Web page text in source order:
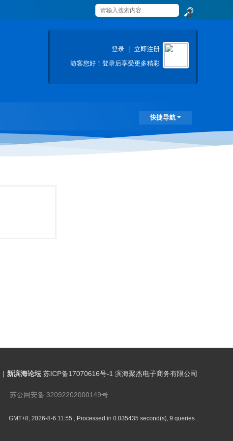
索
登录
立即注册
游客您好！登录后享受更多精彩
快捷导航
| 新滨海论坛 苏ICP备17070616号-1 滨海聚杰电子商务有限公司
苏公网安备 32092202000149号
GMT+8, 2026-8-6 11:55 , Processed in 0.035435 second(s), 9 queries .